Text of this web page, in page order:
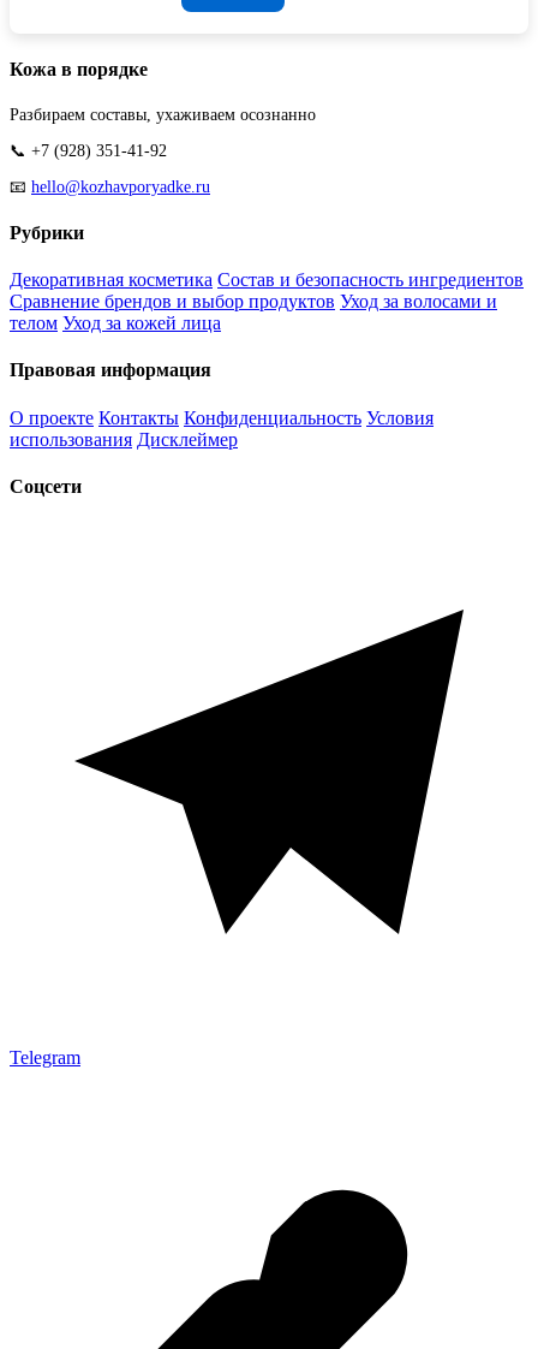
Кожа в порядке
Разбираем составы, ухаживаем осознанно
📞 +7 (928) 351-41-92
📧 hello@kozhavporyadke.ru
Рубрики
Декоративная косметика Состав и безопасность ингредиентов
Сравнение брендов и выбор продуктов Уход за волосами и
телом Уход за кожей лица
Правовая информация
О проекте Контакты Конфиденциальность Условия
использования Дисклеймер
Соцсети
Telegram